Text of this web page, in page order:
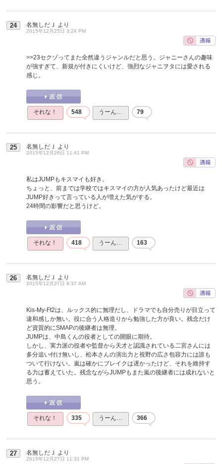
24 名無しだＪ より
2015年12月25日 3:24 PM
>>23セクゾってまた全然違うジャンルだと思う。ジャニーさんの趣味
が強すぎて、新規が付きにくいけど、強烈なジャニヲタには愛される
感じ。
それな！ 548 うーん… 79
25 名無しだＪ より
2015年12月26日 11:41 PM
私はJUMPもキスマイも好き。
ちょっと、前までは学校ではキスマイの方が人気あったけど最近は
JUMP好きって言っている人が増えた気がする。
24時間の影響だと思うけど。
それな！ 418 うーん… 163
26 名無しだＪ より
2015年12月27日 6:37 AM
Kis-My-Ft2は、ルックス的に無理だし、ドラマでも自分売りが目立って
違和感しか無い。役に合う人格造りから勉強した方が良い。残念だけ
ど資質的にSMAPの後継者は無理。
JUMPは、中島くんの役者としての開眼に期待。
しかし、実力派の役者や監督から天才と認識されている二宮さんには
多分追い付け無いし、松本さんの演出力と視野の広さ包容力には誰も
ついて行けない。嵐は確かにブレイクは遅かったけど、それを維持す
る力は蓄えていた。残念ながらJUMPもまた嵐の後継者には成れないと
思う。
それな！ 335 うーん… 366
27 名無しだＪ より
2015年12月27日 11:31 PM